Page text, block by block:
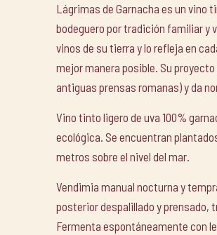
Lágrimas de Garnacha es un vino
bodeguero por tradición familiar y
vinos de su tierra y lo refleja en
mejor manera posible. Su
antiguas prensas romanas) y da
Vino tinto ligero de uva 100%
ecológica. Se encuentran
metros sobre el nivel del mar.
Vendimia manual nocturna y
posterior despalillado y prensado,
Fermenta espontáneamente con